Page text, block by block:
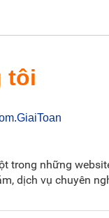
tôi